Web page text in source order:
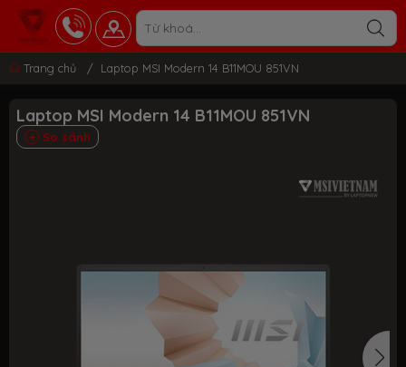
Trang chủ / Laptop MSI Modern 14 B11MOU 851VN
Laptop MSI Modern 14 B11MOU 851VN
So sánh